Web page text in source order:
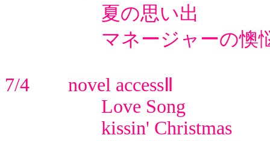
夏の思い出
マネージャーの懊
7/4 novel accessⅡ
Love Song
kissin' Christmas